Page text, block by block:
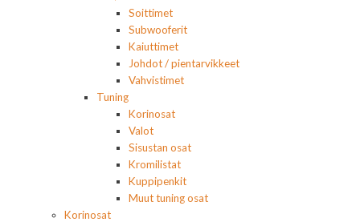
Soittimet
Subwooferit
Kaiuttimet
Johdot / pientarvikkeet
Vahvistimet
Tuning
Korinosat
Valot
Sisustan osat
Kromilistat
Kuppipenkit
Muut tuning osat
Korinosat